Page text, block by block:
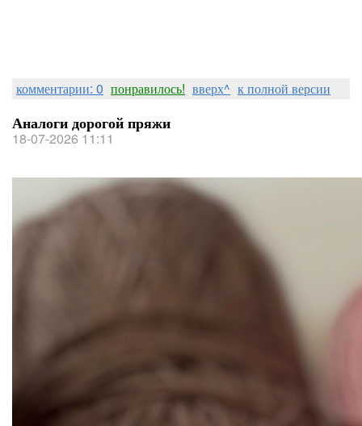
комментарии: 0 понравилось! вверх^ к полной версии
Аналоги дорогой пряжи
18-07-2026 11:11